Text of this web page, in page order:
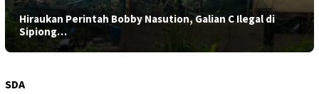
Hiraukan Perintah Bobby Nasution, Galian C Ilegal di
Sipiong…
SDA